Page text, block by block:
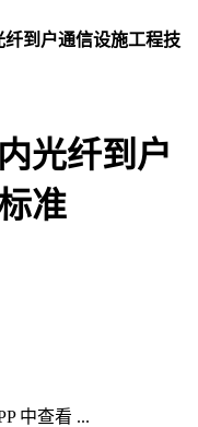
到户通信设施工程技
光纤到户
准
中查看 ...